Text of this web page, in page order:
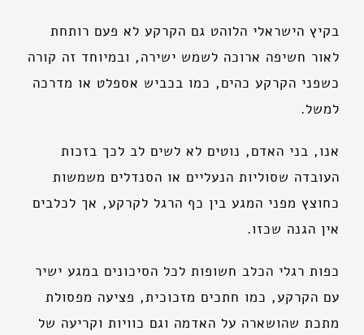
בקיץ הישראלי הלוהט גם הקרקע לא פעם רותחת
לאור חשיפה ארוכה לשמש ישירה, ובמיוחד זה קורה
כשפני הקרקע כהים, כמו בכביש אספלט או מדרכה
למשל.
אנו, בני האדם, נוטים לא לשים לב לכך בזכות
העובדה שסוליות הנעליים או הסנדלים משמשות
כחוצץ מפני המגע בין כף הרגל לקרקע, אך לכלבים
אין הגנה שכזו.
כפות רגלי הכלב חשופות לכל הסיכונים במגע ישיר
עם הקרקע, כמו חתכים מזכוכית, פציעה מפסולת
מתכת שהושארה על האדמה וגם כוויות וקריעה של